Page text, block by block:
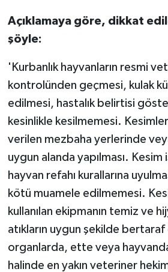
Açıklamaya göre, dikkat
şöyle:
'Kurbanlık hayvanların resmi
kontrolünden geçmesi, kulak
edilmesi, hastalık belirtisi
kesinlikle kesilmemesi.
verilen mezbaha yerlerinde
uygun alanda yapılması. Kesim
hayvan refahı kurallarına
kötü muamele edilmemesi.
kullanılan ekipmanın temiz ve
atıkların uygun şekilde
organlarda, ette veya
halinde en yakın veteriner